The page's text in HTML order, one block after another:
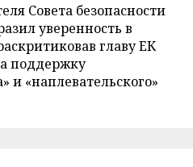
Совета безопасности
уверенность в
главу ЕК
поддержку
и «наплевательского»